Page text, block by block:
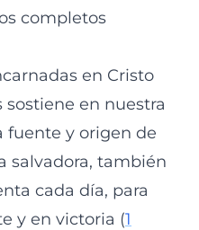
completos
en Cristo
sostiene en nuestra
fuente y origen de
salvadora, también
cada día, para
y en victoria (1